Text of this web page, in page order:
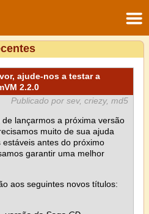
ajude-nos a testar a
2.2.0
Publicado por sev, criezy, md5
lançarmos a próxima versão
muito de sua ajuda
antes do próximo
garantir uma melhor
aos seguintes novos títulos: